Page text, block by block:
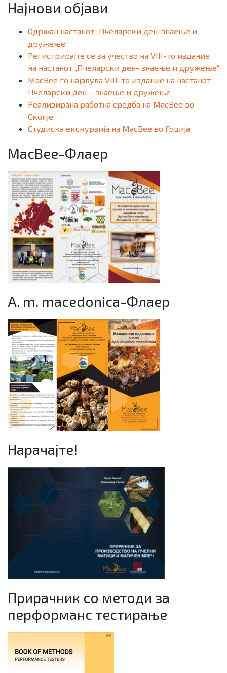
Најнови објави
Одржан настанот „Пчеларски ден-знаење и
дружење“
Регистрирајте се за учество на VIII-то издание
на настанот „Пчеларски ден- знаење и дружење“
MacBee го најавува VIII-то издание на настанот
Пчеларски ден – знаење и дружење
Реализирана работна средба на MacBee во
Скопје
Студиска екскурзија на MacBee во Грција
MacBee-Флаер
A. m. macedonica-Флаер
Нарачајте!
Прирачник со методи за
перформанс тестирање